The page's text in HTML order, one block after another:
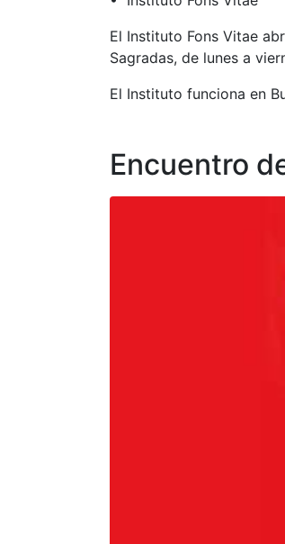
El Instituto Fons Vitae
Sagradas, de lunes a
El Instituto funciona en
Encuentro